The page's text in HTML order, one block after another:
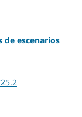
de escenarios